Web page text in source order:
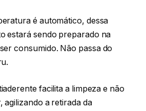
é automático, dessa
estará sendo preparado na
consumido. Não passa do
facilita a limpeza e não
agilizando a retirada da